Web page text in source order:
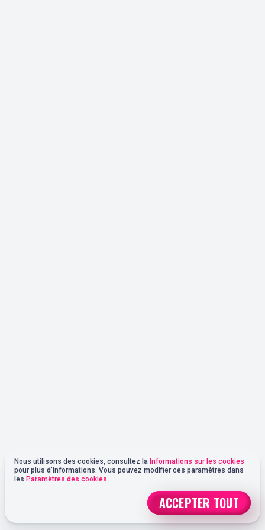
Nous utilisons des cookies, consultez la Informations sur les cookies
pour plus d'informations. Vous pouvez modifier ces paramètres dans
les Paramètres des cookies
ACCEPTER TOUT